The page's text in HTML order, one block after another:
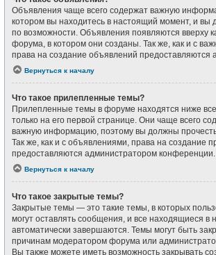
Объявления чаще всего содержат важную
котором вы находитесь в настоящий момент, и вы
по возможности. Объявления появляются вверху
форума, в котором они созданы. Так же, как и с
права на создание объявлений предоставляются
Вернуться к началу
Что такое прилепленные темы?
Прилепленные темы в форуме находятся ниже
только на его первой странице. Они чаще всего
важную информацию, поэтому вы должны
Так же, как и с объявлениями, права на создание
предоставляются администратором конференции.
Вернуться к началу
Что такое закрытые темы?
Закрытые темы — это такие темы, в которых
могут оставлять сообщения, и все находящиеся в
автоматически завершаются. Темы могут быть
причинам модератором форума или
Вы также можете иметь возможность закрывать